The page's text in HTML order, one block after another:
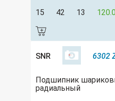
15
42 13
SNR 6302
Подшипник
радиальный